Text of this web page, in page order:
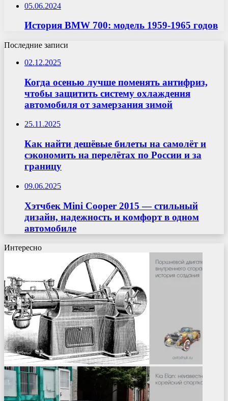
05.06.2024
История BMW 700: модель 1959-1965 годов
Последние записи
02.12.2025
Когда осенью лучше поменять антифриз,
чтобы защитить систему охлаждения
автомобиля от замерзания зимой
25.11.2025
Как найти дешёвые билеты на самолёт и
сэкономить на перелётах по России и за
границу
09.06.2025
Хэтчбек Mini Cooper 2015 — стильный
дизайн, надежность и комфорт в одном
автомобиле
Интересно